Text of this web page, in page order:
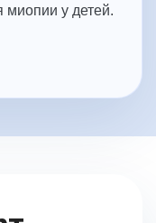
миопии у детей.